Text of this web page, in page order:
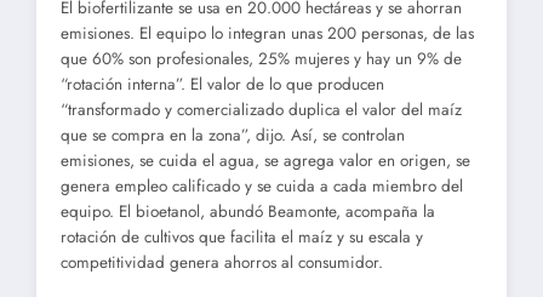
El biofertilizante se usa en 20.000 hectáreas y se ahorran
emisiones. El equipo lo integran unas 200 personas, de las
que 60% son profesionales, 25% mujeres y hay un 9% de
“rotación interna”. El valor de lo que producen
“transformado y comercializado duplica el valor del maíz
que se compra en la zona”, dijo. Así, se controlan
emisiones, se cuida el agua, se agrega valor en origen, se
genera empleo calificado y se cuida a cada miembro del
equipo. El bioetanol, abundó Beamonte, acompaña la
rotación de cultivos que facilita el maíz y su escala y
competitividad genera ahorros al consumidor.